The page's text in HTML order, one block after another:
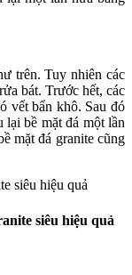
trên. Tuy nhiên các
bát. Trước hết, các
vết bẩn khô. Sau đó
lại bề mặt đá một lần
mặt đá granite cũng
siêu hiệu quả